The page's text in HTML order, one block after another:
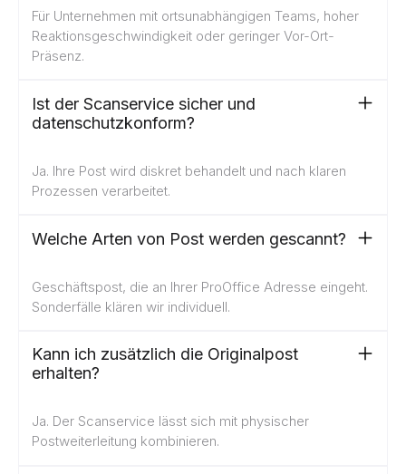
Für Unternehmen mit ortsunabhängigen Teams, hoher
Reaktionsgeschwindigkeit oder geringer Vor-Ort-
Präsenz.
Ist der Scanservice sicher und
datenschutzkonform?
Ja. Ihre Post wird diskret behandelt und nach klaren
Prozessen verarbeitet.
Welche Arten von Post werden gescannt?
Geschäftspost, die an Ihrer ProOffice Adresse eingeht.
Sonderfälle klären wir individuell.
Kann ich zusätzlich die Originalpost
erhalten?
Ja. Der Scanservice lässt sich mit physischer
Postweiterleitung kombinieren.